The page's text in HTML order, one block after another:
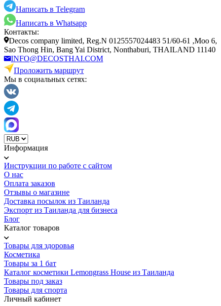
Написать в Telegram
Написать в Whatsapp
Контакты:
Decos company limited, Reg.N 0125557024483 51/60-61 ,Moo 6,
Sao Thong Hin, Bang Yai District, Nonthaburi, THAILAND 11140
INFO@DECOSTHAI.COM
Проложить маршрут
Мы в социальных сетях:
Информация
Инструкции по работе с сайтом
О нас
Оплата заказов
Отзывы о магазине
Доставка посылок из Таиланда
Экспорт из Таиланда для бизнеса
Блог
Каталог товаров
Товары для здоровья
Косметика
Товары за 1 бат
Каталог косметики Lemongrass House из Таиланда
Товары под заказ
Товары для спорта
Личный кабинет